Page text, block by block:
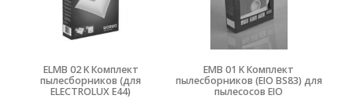
ELMB 02 K Комплект
пылесборников (для
ELECTROLUX E44)
EMB 01 K Комплект
пылесборников (EIO BS83) для
пылесосов EIO